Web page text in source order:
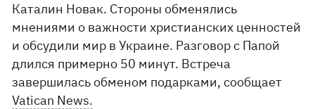
Каталин Новак. Стороны обменялись
мнениями о важности христианских ценностей
и обсудили мир в Украине. Разговор с Папой
длился примерно 50 минут. Встреча
завершилась обменом подарками, сообщает
Vatican News.